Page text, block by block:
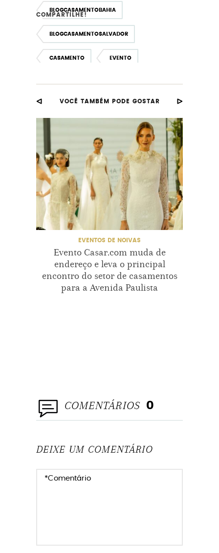
BLOGCASAMENTOBAHIA
BLOGCASAMENTOSALVADOR
CASAMENTO EVENTO
FORNECEDORESDECASAMENTO
NOIVAS PROJETONOIVINHA
SALVADOR
COMPARTILHE!
VOCÊ TAMBÉM PODE GOSTAR
EVENTOS DE NOIVAS
Evento Casar.com muda de
endereço e leva o principal
encontro do setor de casamentos
para a Avenida Paulista
COMENTÁRIOS 0
DEIXE UM COMENTÁRIO